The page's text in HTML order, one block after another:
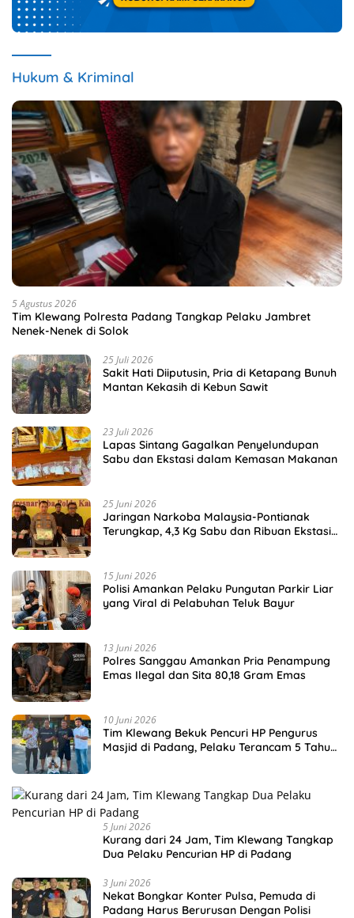
Hukum & Kriminal
5 Agustus 2026
Tim Klewang Polresta Padang Tangkap Pelaku Jambret
Nenek-Nenek di Solok
25 Juli 2026
Sakit Hati Diiputusin, Pria di Ketapang Bunuh
Mantan Kekasih di Kebun Sawit
23 Juli 2026
Lapas Sintang Gagalkan Penyelundupan
Sabu dan Ekstasi dalam Kemasan Makanan
25 Juni 2026
Jaringan Narkoba Malaysia-Pontianak
Terungkap, 4,3 Kg Sabu dan Ribuan Ekstasi
15 Juni 2026
Polisi Amankan Pelaku Pungutan Parkir Liar
yang Viral di Pelabuhan Teluk Bayur
13 Juni 2026
Polres Sanggau Amankan Pria Penampung
Emas Ilegal dan Sita 80,18 Gram Emas
10 Juni 2026
Tim Klewang Bekuk Pencuri HP Pengurus
Masjid di Padang, Pelaku Terancam 5 Tahun
5 Juni 2026
Kurang dari 24 Jam, Tim Klewang Tangkap
Dua Pelaku Pencurian HP di Padang
3 Juni 2026
Nekat Bongkar Konter Pulsa, Pemuda di
Padang Harus Berurusan Dengan Polisi